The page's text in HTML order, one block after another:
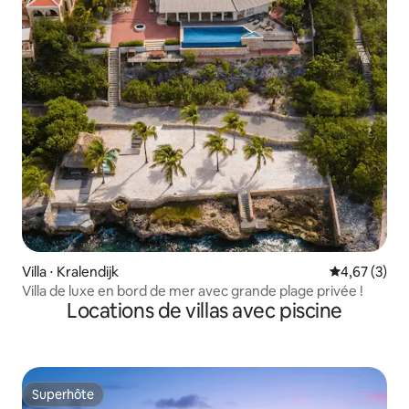
Villa ⋅ Kralendijk Évaluation
4,67 (3)
Villa de luxe en bord de mer avec grande plage privée !
Locations de villas avec piscine
Superhôte
Superhôte